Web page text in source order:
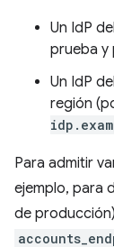
Un IdP
prueba y
Un IdP
región
Para admitir
ejemplo, para
de